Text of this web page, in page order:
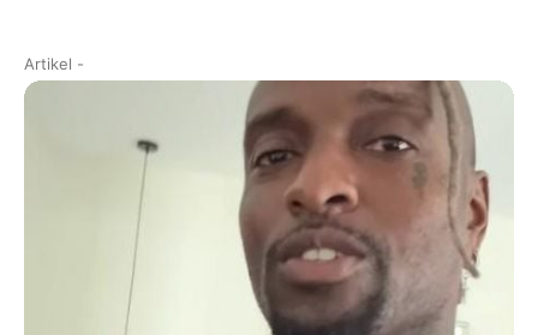
Artikel -